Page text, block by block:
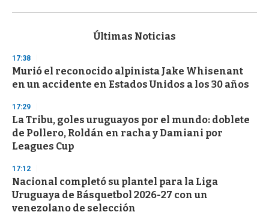
s
d
s
o
f
3
s
e
c
o
d
s
Últimas Noticias
17:38
Murió el reconocido alpinista Jake Whisenant
en un accidente en Estados Unidos a los 30 años
17:29
La Tribu, goles uruguayos por el mundo: doblete
de Pollero, Roldán en racha y Damiani por
Leagues Cup
17:12
Nacional completó su plantel para la Liga
Uruguaya de Básquetbol 2026-27 con un
venezolano de selección